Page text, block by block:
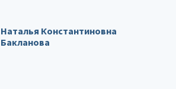
Наталья Константиновна
Бакланова